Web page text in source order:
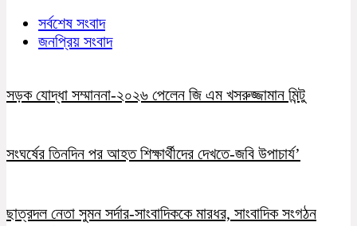
সর্বশেষ সংবাদ
জনপ্রিয় সংবাদ
সড়ক যোদ্ধা সম্মাননা-২০২৬ পেলেন জি এম খসরুজ্জামান মিন্টু
সংঘর্ষের তিনদিন পর আহত শিক্ষার্থীদের দেখতে-জবি উপাচার্য’
ছাত্রদল নেতা সুমন সর্দার-সাংবাদিককে মারধর, সাংবাদিক সংগঠন